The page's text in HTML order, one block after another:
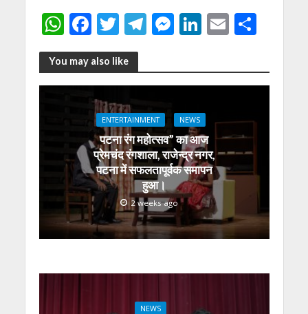
W
h
at
s
p
F
ac
e
b
o
o
k
T
w
itt
er
T
e
gr
a
m
M
ss
e
n
g
er
Li
k
e
dI
n
E
ai
l
S
ar
e
You may also like
ENTERTAINMENT NEWS
पटना रंग महोत्सव” का आज
प्रेमचंद रंगशाला, राजेन्द्र नगर,
पटना में सफलतापूर्वक समापन
हुआ।
2 weeks ago
NEWS